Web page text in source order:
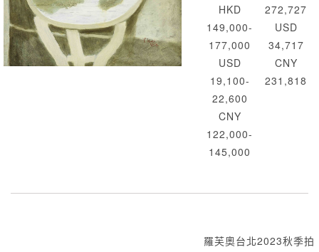
HKD
149,000-
177,000
USD
19,100-
22,600
CNY
122,000-
145,000
272,727
USD
34,717
CNY
231,818
羅芙奧台北2023秋季拍